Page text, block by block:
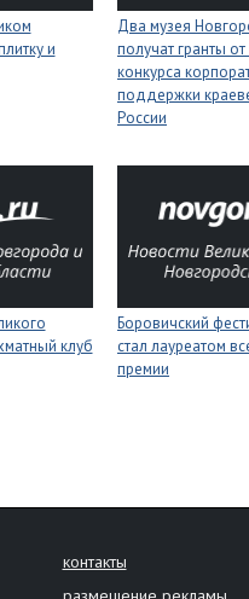
и
Два музея
получат гранты
конкурса
поддержки
России
клуб
Боровичский
стал лауреатом
премии
контакты